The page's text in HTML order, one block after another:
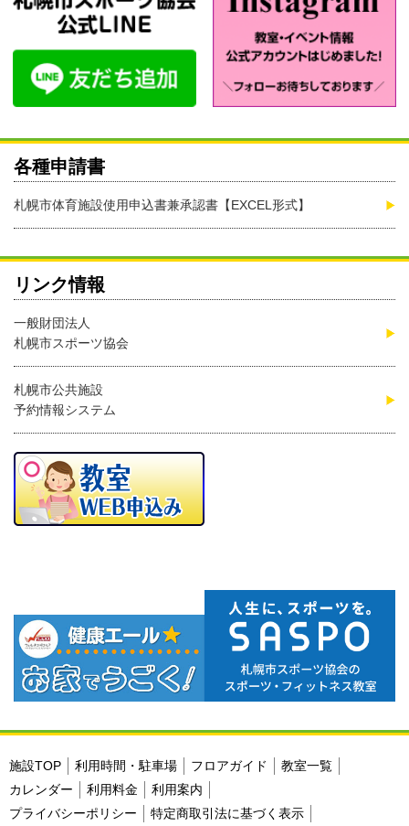
各種申請書
札幌市体育施設使用申込書兼承認書【EXCEL形式】
リンク情報
一般財団法人
札幌市スポーツ協会
札幌市公共施設
予約情報システム
施設TOP 利用時間・駐車場 フロアガイド
教室一覧
カレンダー
利用料金
利用案内
プライバシーポリシー
特定商取引法に基づく表示